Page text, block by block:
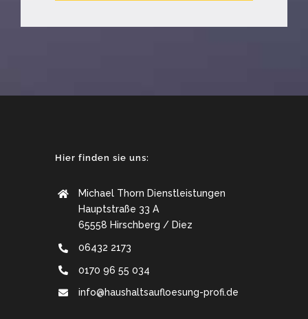
Hier finden sie uns:
Michael Thorn Dienstleistungen
Hauptstraße 33 A
65558 Hirschberg / Diez
06432 2173
0170 96 55 034
info@haushaltsaufloesung-profi.de